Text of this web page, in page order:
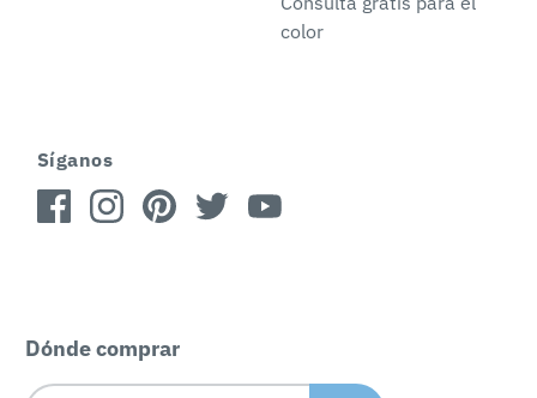
color
Síganos
Dónde comprar